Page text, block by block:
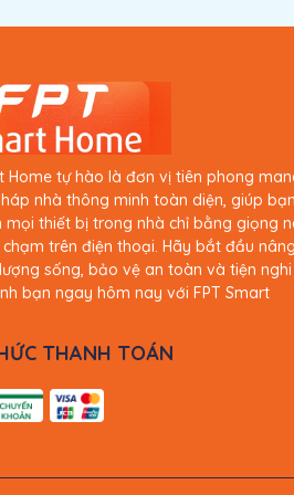
Xuất xứ
thiệu công tắc
hoạt, sang trọng
tắc cảm ứng nhà thông minh FPT
FPT Smart Home, mang đến trải
sử dụng công nghệ Dual Chip
khiển nhiều thiết bị điện trong nhà
Home tự hào là đơn vị tiên phong
nhà thông minh toàn diện, giúp bạn
mọi thiết bị trong nhà chỉ bằng giọng
trên điện thoại. Hãy bắt đầu nâng
sống, bảo vệ an toàn và tiện nghi
bạn ngay hôm nay với FPT Smart
THANH TOÁN